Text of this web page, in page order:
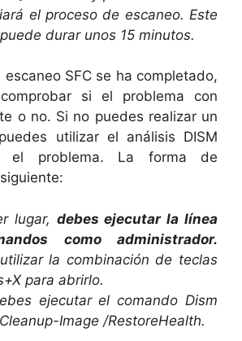
el proceso de escaneo. Este
durar unos 15 minutos.
SFC se ha completado,
si el problema con
o no. Si no puedes realizar un
utilizar el análisis DISM
el problema. La forma de
lugar, debes ejecutar la línea
como administrador.
la combinación de teclas
para abrirlo.
ejecutar el comando Dism
Image /RestoreHealth.